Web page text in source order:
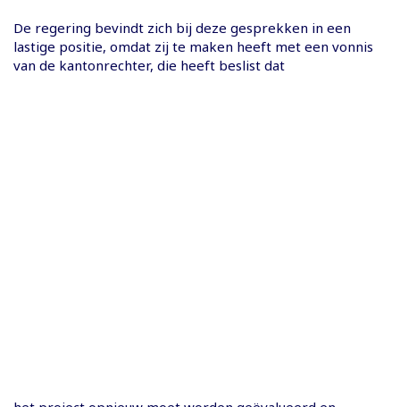
De regering bevindt zich bij deze gesprekken in een
lastige positie, omdat zij te maken heeft met een vonnis
van de kantonrechter, die heeft beslist dat